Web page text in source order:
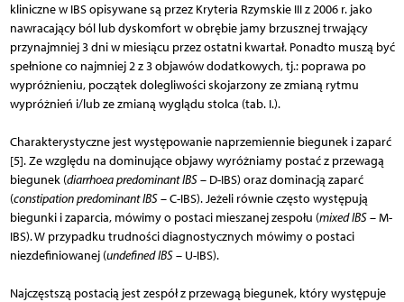
kliniczne w IBS opisywane są przez Kryteria Rzymskie III z 2006 r. jako
nawracający ból lub dyskomfort w obrębie jamy brzusznej trwający
przynajmniej 3 dni w miesiącu przez ostatni kwartał. Ponadto muszą być
spełnione co najmniej 2 z 3 objawów dodatkowych, tj.: poprawa po
wypróżnieniu, początek dolegliwości skojarzony ze zmianą rytmu
wypróżnień i/lub ze zmianą wyglądu stolca (tab. I.).
Charakterystyczne jest występowanie naprzemiennie biegunek i zaparć
[5]. Ze względu na dominujące objawy wyróżniamy postać z przewagą
biegunek (diarrhoea predominant IBS– D-IBS) oraz dominacją zaparć
(constipation predominant IBS– C-IBS). Jeżeli równie często występują
biegunki i zaparcia, mówimy o postaci mieszanej zespołu (mixed IBS– M-
IBS). W przypadku trudności diagnostycznych mówimy o postaci
niezdefiniowanej (undefined IBS– U-IBS).
Najczęstszą postacią jest zespół z przewagą biegunek, który występuje